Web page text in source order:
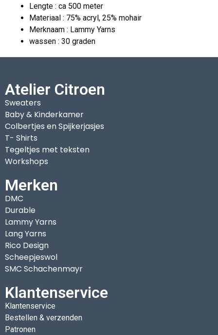
Lengte : ca 500 meter
Materiaal : 75% acryl, 25% mohair
Merknaam : Lammy Yarns
wassen : 30 graden
Atelier Citroen
Sweaters
Baby & Kinderkamer
Colbertjes en Spijkerjasjes
T- Shirts
Tegeltjes met teksten
Workshops
Merken
DMC
Durable
Lammy Yarns
Lang Yarns
Rico Design
Scheepjeswol
SMC Schachenmayr
Klantenservice
Klantenservice
Bestellen & verzenden
Patronen